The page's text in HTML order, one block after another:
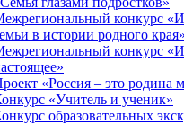
конкурс
в истории родного края»
конкурс
«Россия – это родина
«Учитель и ученик»
образовательных